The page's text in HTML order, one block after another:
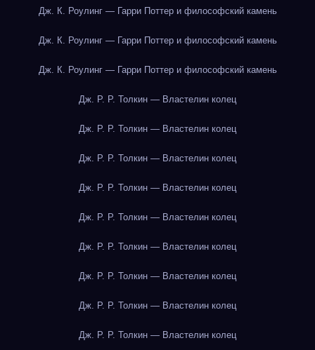
Дж. К. Роулинг — Гарри Поттер и философский камень
Дж. К. Роулинг — Гарри Поттер и философский камень
Дж. К. Роулинг — Гарри Поттер и философский камень
Дж. Р. Р. Толкин — Властелин колец
Дж. Р. Р. Толкин — Властелин колец
Дж. Р. Р. Толкин — Властелин колец
Дж. Р. Р. Толкин — Властелин колец
Дж. Р. Р. Толкин — Властелин колец
Дж. Р. Р. Толкин — Властелин колец
Дж. Р. Р. Толкин — Властелин колец
Дж. Р. Р. Толкин — Властелин колец
Дж. Р. Р. Толкин — Властелин колец